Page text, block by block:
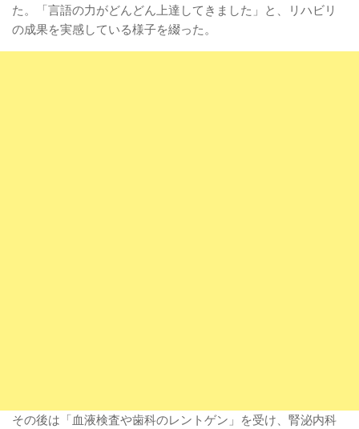
た。「言語の力がどんどん上達してきました」と、リハビリ
の成果を実感している様子を綴った。
その後は「血液検査や歯科のレントゲン」を受け、腎泌内科